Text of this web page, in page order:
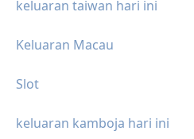
keluaran taiwan hari ini
Keluaran Macau
Slot
keluaran kamboja hari ini